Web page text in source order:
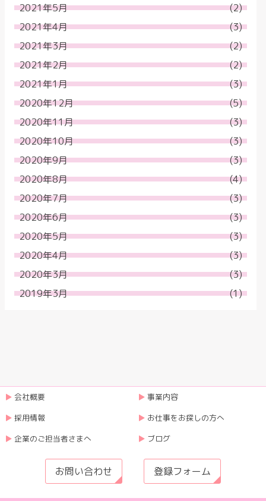
2021年5月
(2)
2021年4月
(3)
2021年3月
(2)
2021年2月
(2)
2021年1月
(3)
2020年12月
(5)
2020年11月
(3)
2020年10月
(3)
2020年9月
(3)
2020年8月
(4)
2020年7月
(3)
2020年6月
(3)
2020年5月
(3)
2020年4月
(3)
2020年3月
(3)
2019年3月
(1)
会社概要
事業内容
採用情報
お仕事をお探しの方へ
企業のご担当者さまへ
ブログ
お問い合わせ 登録フォーム